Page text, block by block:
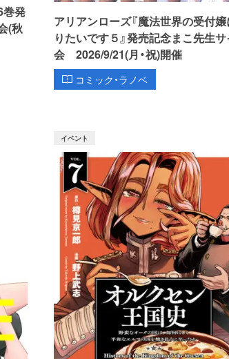
巻発
(秋
アリアンローズ『魔法世界の受付
りたいです５』発売記念まこ先生
会 2026/9/21(月・祝)開催
コミック・ラノベ
イベント